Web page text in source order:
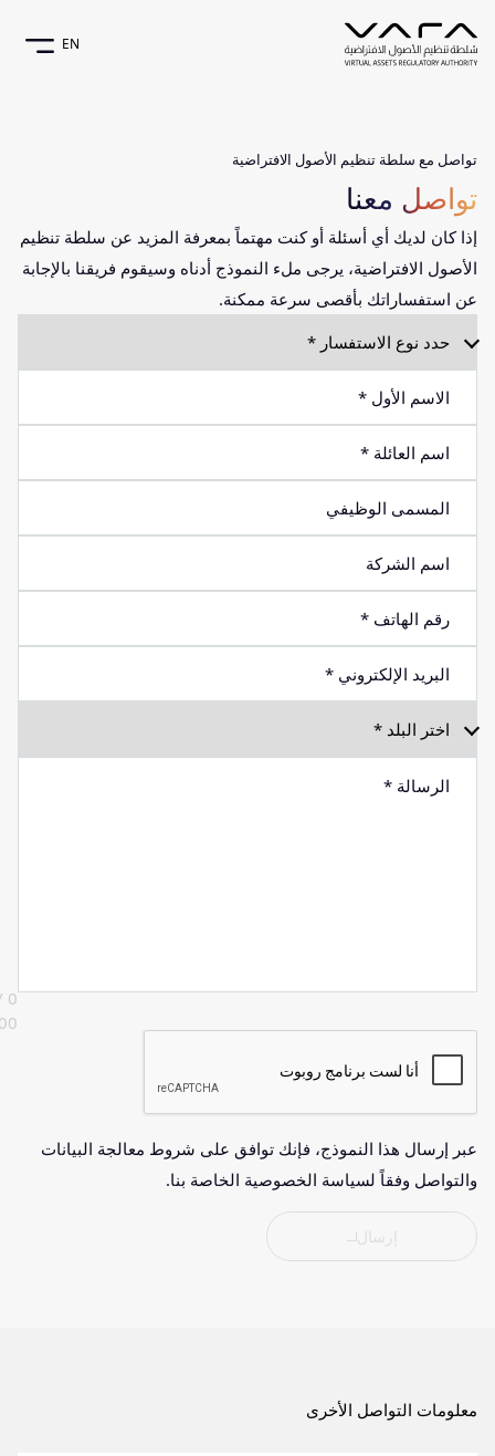
EN
تواصل مع سلطة تنظيم الأصول الافتراضية
تواصل معنا
إذا كان لديك أي أسئلة أو كنت مهتماً بمعرفة المزيد عن سلطة تنظيم
الأصول الافتراضية، يرجى ملء النموذج أدناه وسيقوم فريقنا بالإجابة
عن استفساراتك بأقصى سرعة ممكنة.
/
عبر إرسال هذا النموذج، فإنك توافق على شروط معالجة البيانات
والتواصل وفقاً لسياسة الخصوصية الخاصة بنا.
إرسال
معلومات التواصل الأخرى